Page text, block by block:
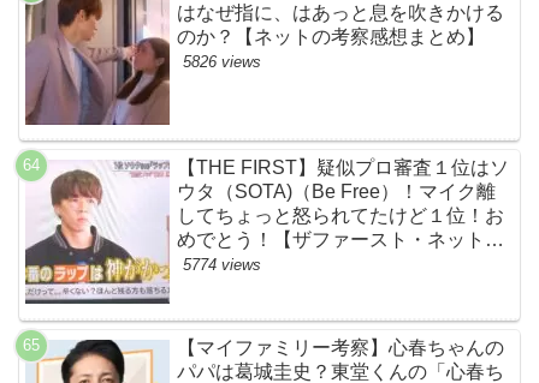
はなぜ指に、はあっと息を吹きかける
のか？【ネットの考察感想まとめ】
5826 views
【THE FIRST】疑似プロ審査１位はソ
ウタ（SOTA)（Be Free）！マイク離
してちょっと怒られてたけど１位！お
めでとう！【ザファースト・ネットの
ネタバレ感想考察まとめ・スッキリ・
5774 views
【マイファミリー考察】心春ちゃんの
パパは葛城圭史？東堂くんの「心春ち